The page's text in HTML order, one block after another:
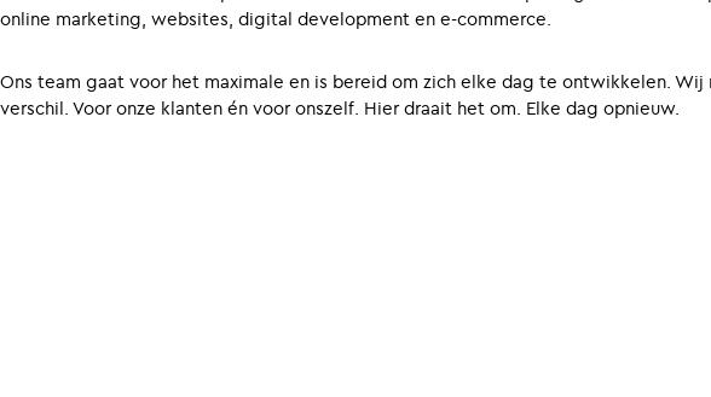
online marketing, websites, digital development en e-commerce.
Ons team gaat voor het maximale en is bereid om zich elke dag te ontwikkelen. Wij
verschil. Voor onze klanten én voor onszelf. Hier draait het om. Elke dag opnieuw.